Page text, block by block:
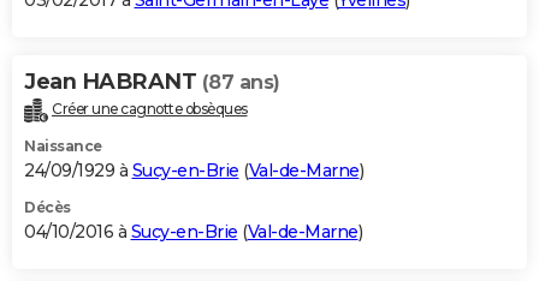
Jean HABRANT (87 ans)
Créer une cagnotte obsèques
Naissance
24/09/1929 à Sucy-en-Brie (Val-de-Marne)
Décès
04/10/2016 à Sucy-en-Brie (Val-de-Marne)